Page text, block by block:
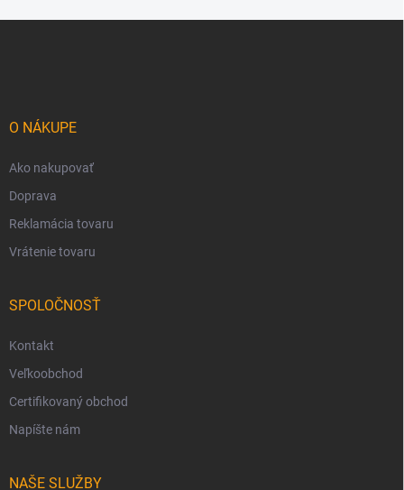
O NÁKUPE
Ako nakupovať
Doprava
Reklamácia tovaru
Vrátenie tovaru
SPOLOČNOSŤ
Kontakt
Veľkoobchod
Certifikovaný obchod
Napíšte nám
NAŠE SLUŽBY